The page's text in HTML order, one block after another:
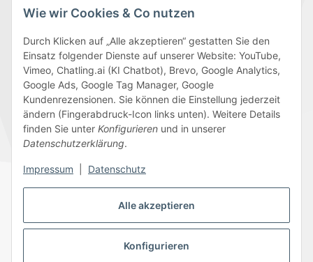
Alle akzeptieren
Konfigurieren
Wie wir Cookies & Co nutzen
Durch Klicken auf „Alle akzeptieren“ gestatten Sie den
Einsatz folgender Dienste auf unserer Website: YouTube,
Vimeo, Chatling.ai (KI Chatbot), Brevo, Google Analytics,
Google Ads, Google Tag Manager, Google
Kundenrezensionen. Sie können die Einstellung jederzeit
ändern (Fingerabdruck-Icon links unten). Weitere Details
finden Sie unter Konfigurieren und in unserer
Datenschutzerklärung.
Impressum Datenschutz
Wir versenden mit
Folge uns
DatenschutzAGBSitemapImpressum
BatteriegesetzhinweiseWiderrufsrecht